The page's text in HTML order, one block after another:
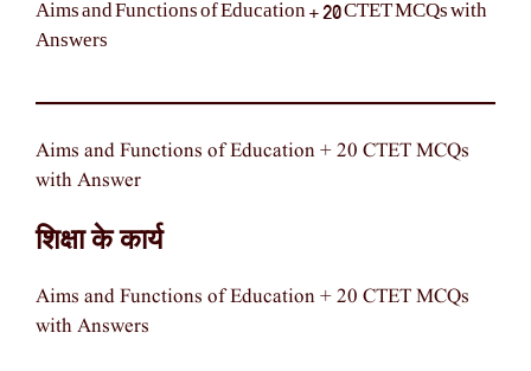
Aims and Functions of Education + 20 CTET MCQs with
Answers
Aims and Functions of Education + 20 CTET MCQs
with Answer
शिक्षा के कार्य
Aims and Functions of Education + 20 CTET MCQs
with Answers